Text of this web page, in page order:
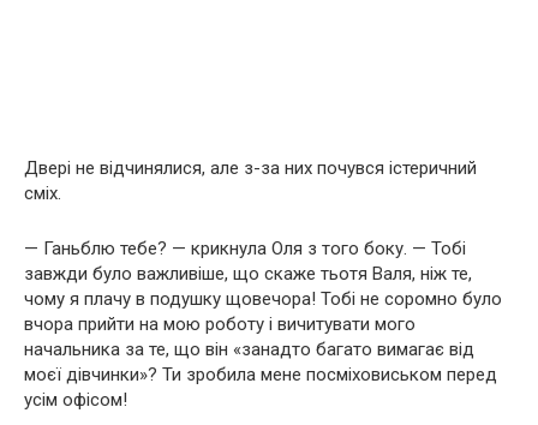
Двері не відчинялися, але з-за них почувся істеричний
сміх.
— Ганьблю тебе? — крикнула Оля з того боку. — Тобі
завжди було важливіше, що скаже тьотя Валя, ніж те,
чому я плачу в подушку щовечора! Тобі не соромно було
вчора прийти на мою роботу і вичитувати мого
начальника за те, що він «занадто багато вимагає від
моєї дівчинки»? Ти зробила мене посміховиськом перед
усім офісом!